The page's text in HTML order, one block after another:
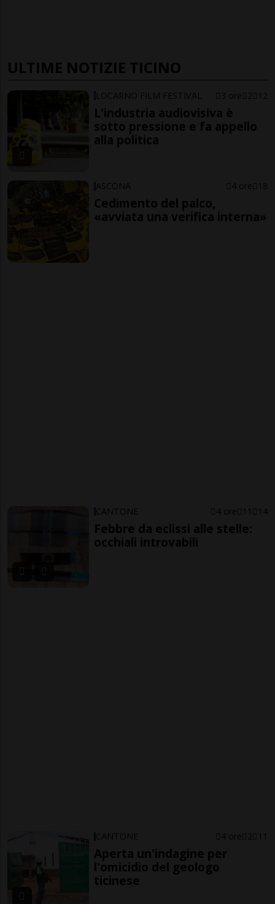
ULTIME NOTIZIE TICINO
LOCARNO FILM FESTIVAL 3 ore 2 12
L'industria audiovisiva è
sotto pressione e fa appello
alla politica
ASCONA 4 ore 18
Cedimento del palco,
«avviata una verifica interna»
CANTONE 4 ore 11 14
Febbre da eclissi alle stelle:
occhiali introvabili
CANTONE 4 ore 2 11
Aperta un'indagine per
l'omicidio del geologo
ticinese